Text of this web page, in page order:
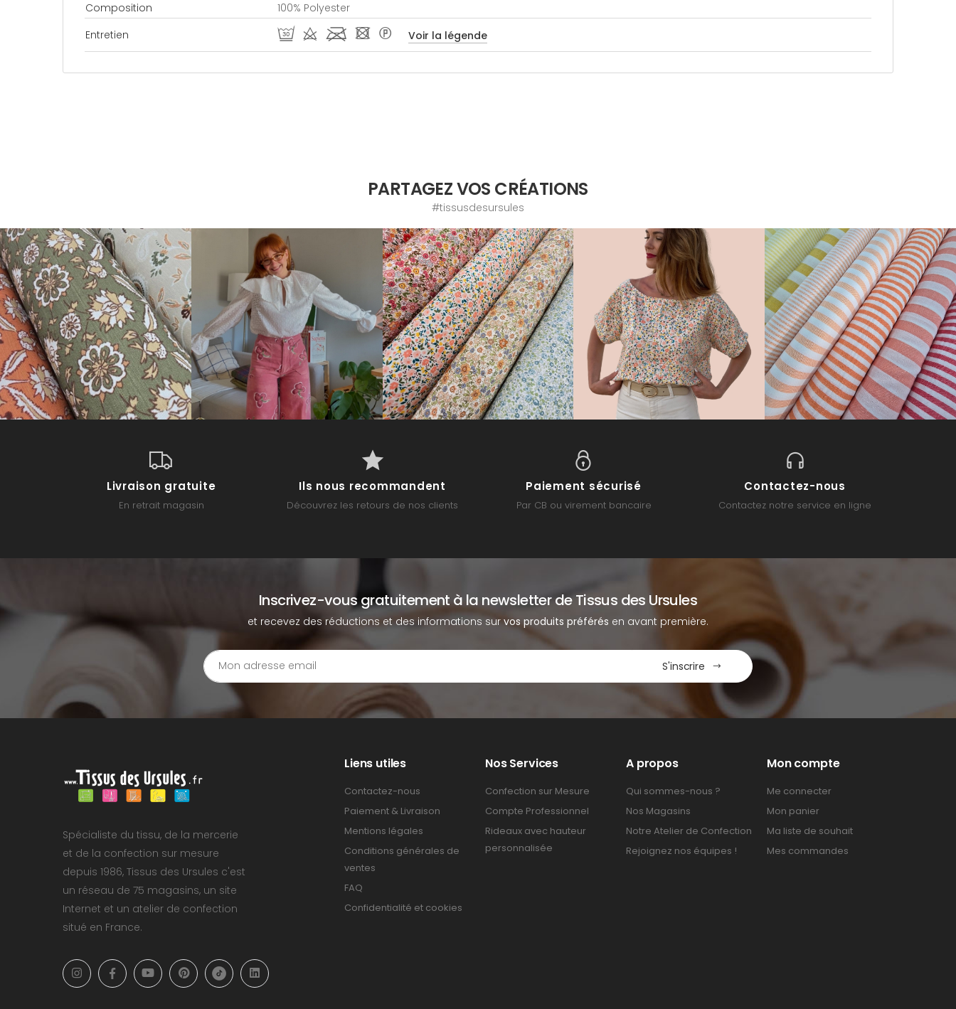
Composition
100% Polyester
Entretien
R d l - * Voir la légende
PARTAGEZ VOS CRÉATIONS
#tissusdesursules
Livraison gratuite
En retrait magasin
Ils nous recommandent
Découvrez les retours de nos clients
Paiement sécurisé
Par CB ou virement bancaire
Contactez-nous
Contactez notre service en ligne
Inscrivez-vous gratuitement à la newsletter de Tissus des Ursules
et recevez des réductions et des informations survos produits préférés en avant première.
S'inscrire
Spécialiste du tissu, de la mercerie
et de la confection sur mesure
depuis 1986, Tissus des Ursules c'est
un réseau de 75 magasins, un site
Internet et un atelier de confection
situé en France.
Liens utiles
Contactez-nous
Paiement & Livraison
Mentions légales
Conditions générales de
ventes
FAQ
Confidentialité et cookies
Nos Services
Confection sur Mesure
Compte Professionnel
Rideaux avec hauteur
personnalisée
A propos
Qui sommes-nous ?
Nos Magasins
Notre Atelier de Confection
Rejoignez nos équipes !
Mon compte
Me connecter
Mon panier
Ma liste de souhait
Mes commandes